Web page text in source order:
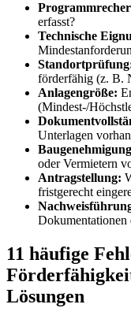
erfasst?
Technische
förderfähig (z. B.
Anlagengröße:
(Mindest-/
Unterlagen
oder Vermietern
Antragstellung:
fristgerecht
Dokumentationen
11 häufige
Lösungen